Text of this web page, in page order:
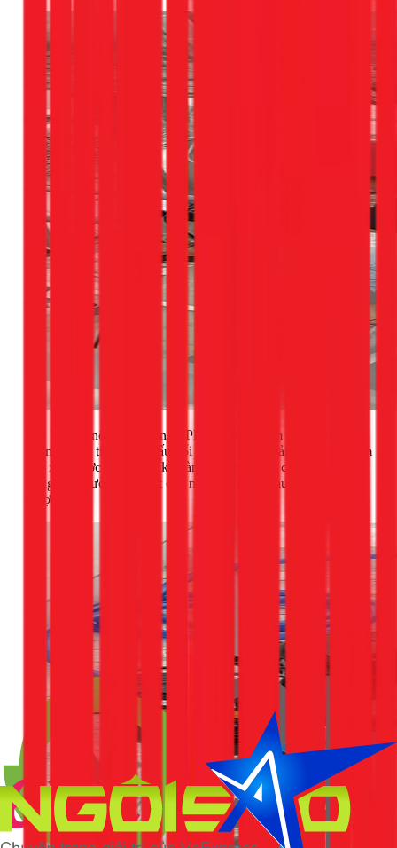
Sau khi kết nối đường ống PPR vào máy bơm chịu nhiệt,
chúng tôi sẽ tiến hành đấu nối điện an toàn, đảm bảo các điểm
tiếp xúc được cách điện kỹ càng, chống chập cháy, đặc biệt
trong môi trường ẩm ướt của nhà tắm hoặc khu vực sân
thượng.